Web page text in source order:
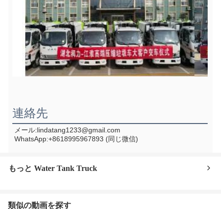
連絡先
メール:lindatang1233@gmail.com
WhatsApp:+8618995967893 (同じ微信)
もっと Water Tank Truck
類似の動画を探す